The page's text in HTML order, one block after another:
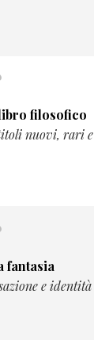
filosofico
nuovi, rari e
fantasia
e identità